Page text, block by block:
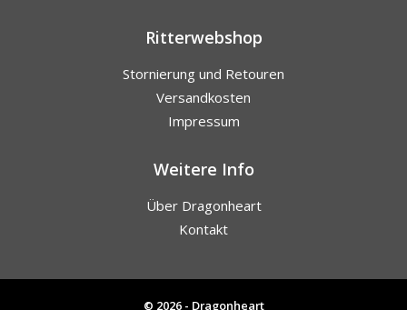
Ritterwebshop
Stornierung und Retouren
Versandkosten
Impressum
Weitere Info
Über Dragonheart
Kontakt
© 2026 - Dragonheart